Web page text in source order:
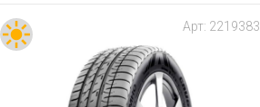
Арт: 2219383